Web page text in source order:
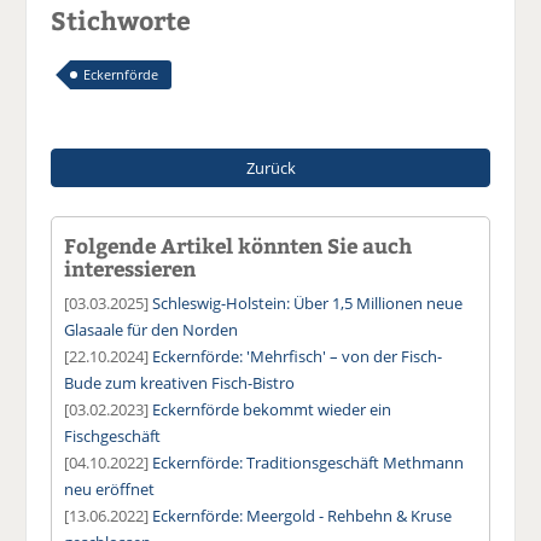
Stichworte
Eckernförde
Zurück
Folgende Artikel könnten Sie auch
interessieren
[03.03.2025]Schleswig-Holstein: Über 1,5 Millionen neue
Glasaale für den Norden
[22.10.2024] Eckernförde: 'Mehrfisch' – von der Fisch-
Bude zum kreativen Fisch-Bistro
[03.02.2023] Eckernförde bekommt wieder ein
Fischgeschäft
[04.10.2022] Eckernförde: Traditionsgeschäft Methmann
neu eröffnet
[13.06.2022] Eckernförde: Meergold - Rehbehn & Kruse